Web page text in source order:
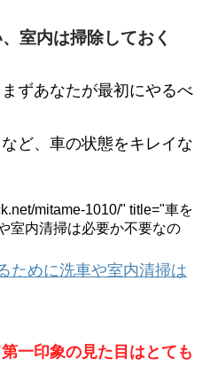
室内は掃除しておく
ずあなたが最初にやるべ
ど、車の状態をキレイな
mitame-1010/" title="車を
室内清掃は必要か不要なの
ために洗車や室内清掃は
一印象の見た目はとても